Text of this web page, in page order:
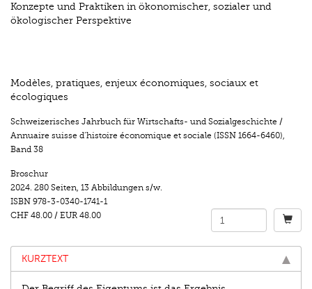
Konzepte und Praktiken in ökonomischer, sozialer und
ökologischer Perspektive
Modèles, pratiques, enjeux économiques, sociaux et
écologiques
Schweizerisches Jahrbuch für Wirtschafts- und Sozialgeschichte /
Annuaire suisse d’histoire économique et sociale (ISSN 1664-6460),
Band 38
Broschur
2024. 280 Seiten, 13 Abbildungen s/w.
ISBN 978-3-0340-1741-1
CHF 48.00 / EUR 48.00
KURZTEXT